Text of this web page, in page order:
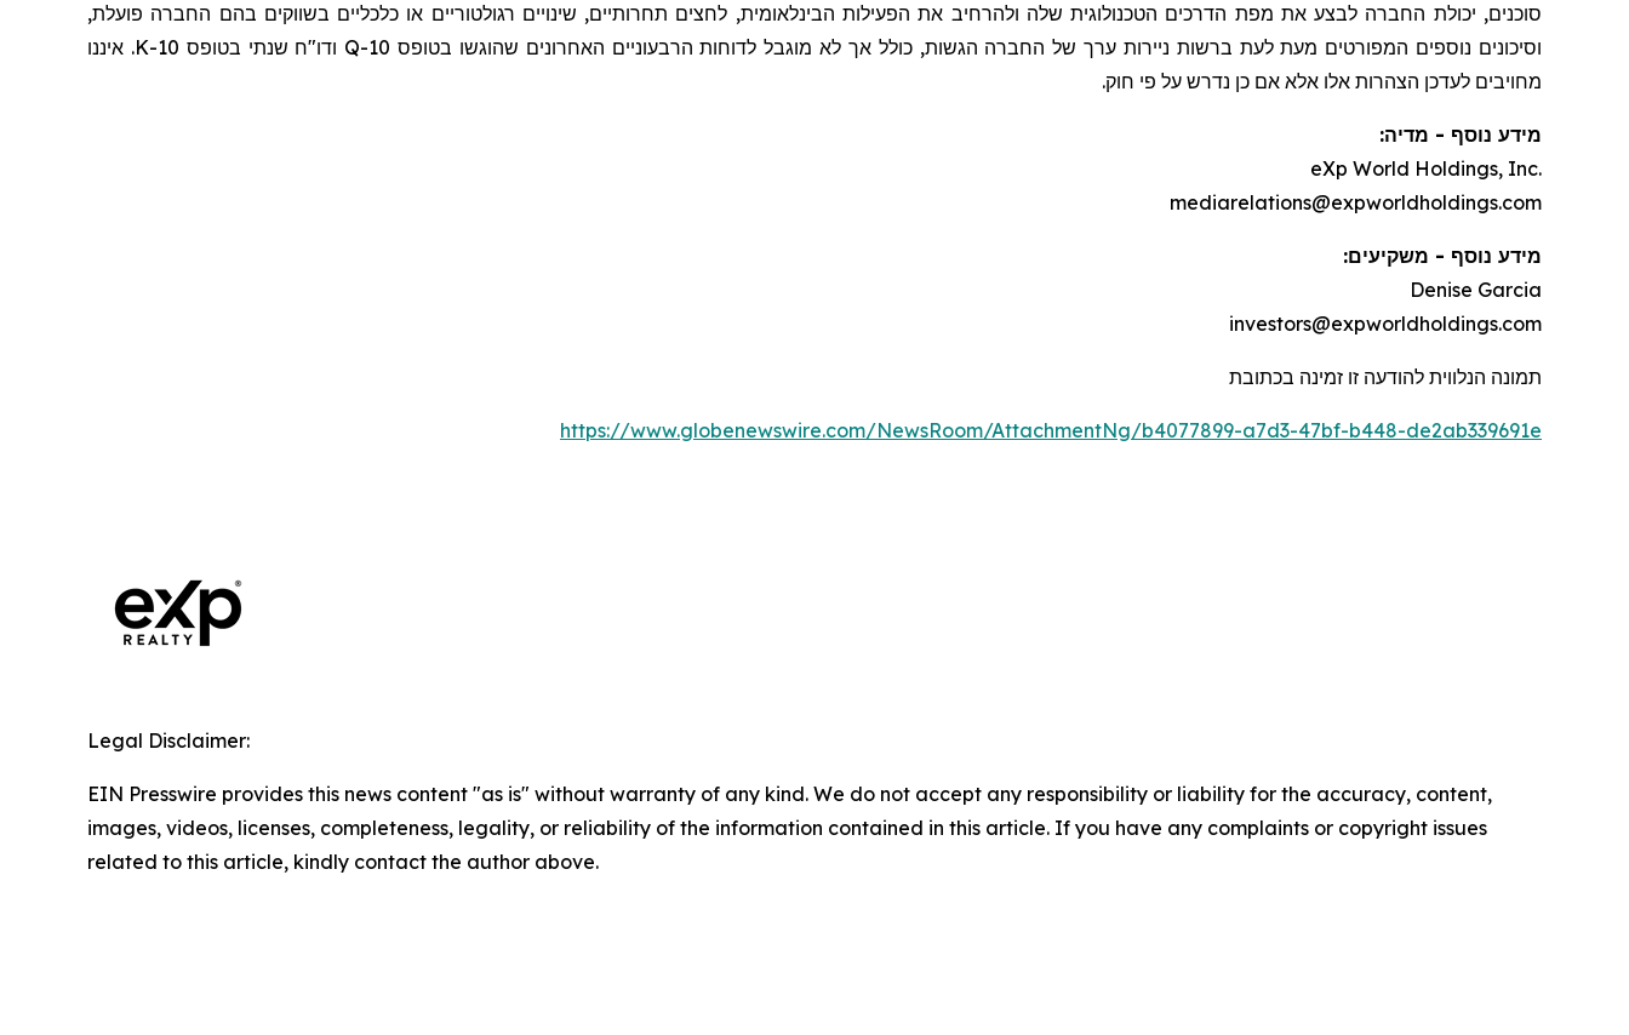
סוכנים, יכולת החברה לבצע את מפת הדרכים הטכנולוגית שלה ולהרחיב את הפעילות הבינלאומית, לחצים תחרותיים, שינויים רגולטוריים או כלכליים בשווקים בהם החברה פועלת,
וסיכונים נוספים המפורטים מעת לעת ברשות ניירות ערך של החברה הגשות, כולל אך לא מוגבל לדוחות הרבעוניים האחרונים שהוגשו בטופס 10-Q ודו
"
ח שנתי בטופס 10-K. איננו
מחויבים לעדכן הצהרות אלו אלא אם כן נדרש על פי חוק.
מידע נוסף - מדיה:
eXp World Holdings, Inc.
mediarelations@expworldholdings.com
מידע נוסף - משקיעים:
Denise Garcia
investors@expworldholdings.com
תמונה הנלווית להודעה זו זמינה בכתובת
https://www.globenewswire.com/NewsRoom/AttachmentNg/b4077899-a7d3-47bf-b448-de2ab339691e
Legal Disclaimer:
EIN Presswire provides this news content "as is" without warranty of any kind. We do not accept any responsibility or liability for the accuracy, content,
images, videos, licenses, completeness, legality, or reliability of the information contained in this article. If you have any complaints or copyright issues
related to this article, kindly contact the author above.